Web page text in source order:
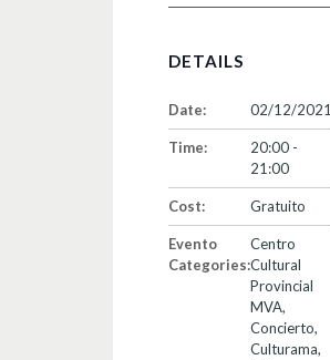
DETAILS
Date: 02/12/2021
Time:
20:00 -
21:00
Cost: Gratuito
Evento
Categories:
Centro
Cultural
Provincial
MVA,
Concierto,
Culturama,